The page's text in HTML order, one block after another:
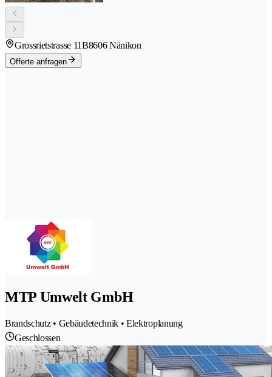
Grossrietstrasse 11B8606 Nänikon
Offerte anfragen
MTP Umwelt GmbH
Brandschutz • Gebäudetechnik • Elektroplanung
Geschlossen